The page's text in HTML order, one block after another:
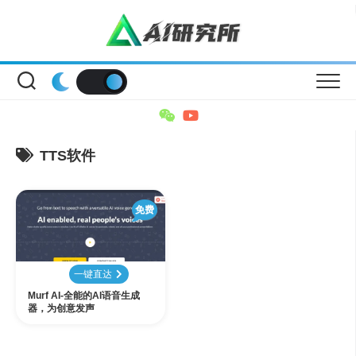
TTS软件
免费
一键直达
Murf AI-全能的AI语音生成
器，为创意发声